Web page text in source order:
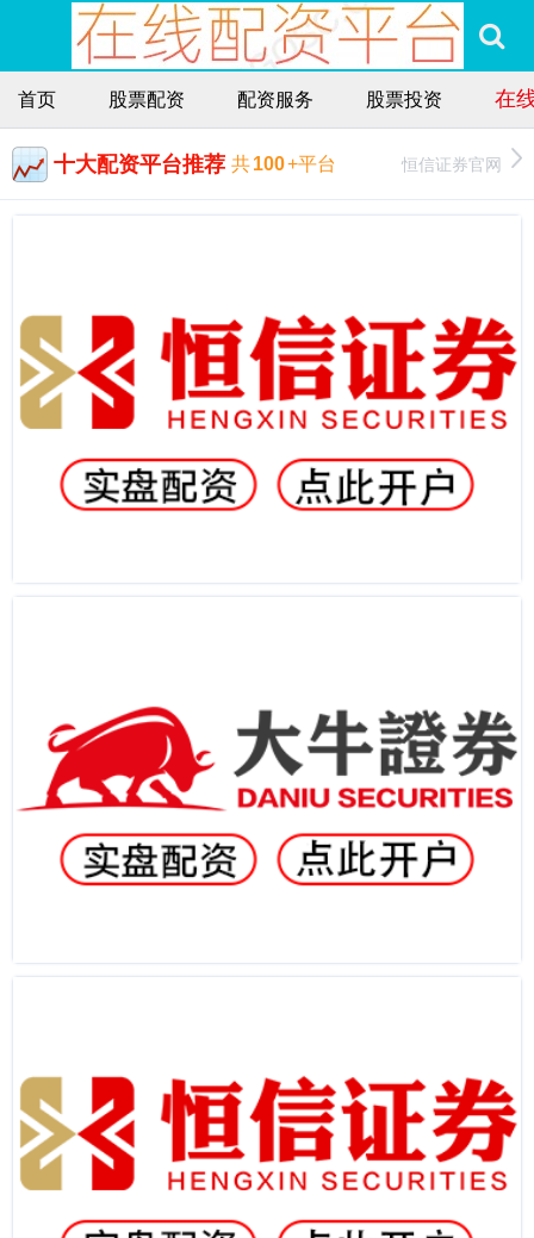
首页 股票配资 配资服务 股票投资 在
十大配资平台推荐 共100+平台 恒信证券官网